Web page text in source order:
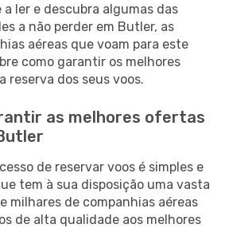
ler e descubra algumas das
a não perder em Butler, as
aéreas que voam para este
como garantir os melhores
reserva dos seus voos.
as melhores ofertas
de reservar voos é simples e
tem à sua disposição uma vasta
milhares de companhias aéreas
de alta qualidade aos melhores